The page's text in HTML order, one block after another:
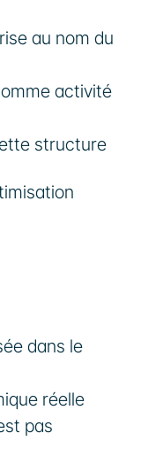
au nom du
activité
structure
dans le
réelle
pas